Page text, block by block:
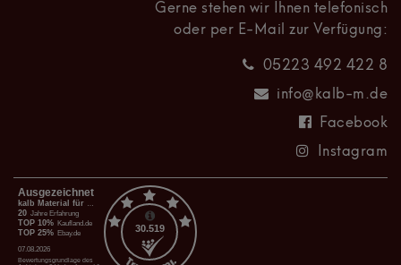
Gerne stehen wir Ihnen telefonisch
oder per E-Mail zur Verfügung:
05223 492 422 8
info@kalb-m.de
Facebook
Instagram